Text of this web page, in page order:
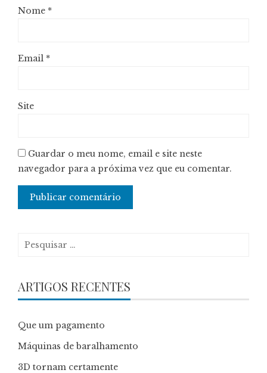
Nome *
Email *
Site
Guardar o meu nome, email e site neste
navegador para a próxima vez que eu comentar.
Pesquisar
ARTIGOS RECENTES
Que um pagamento
Máquinas de baralhamento
3D tornam certamente